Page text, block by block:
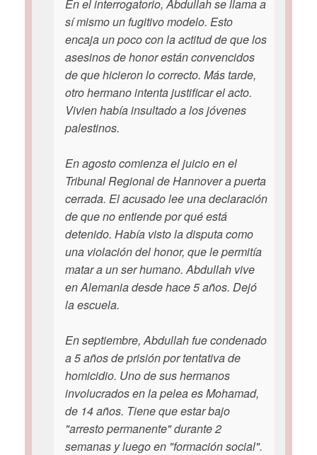
En el interrogatorio, Abdullah se llama a
sí mismo un fugitivo modelo. Esto
encaja un poco con la actitud de que los
asesinos de honor están convencidos
de que hicieron lo correcto. Más tarde,
otro hermano intenta justificar el acto.
Vivien había insultado a los jóvenes
palestinos.
En agosto comienza el juicio en el
Tribunal Regional de Hannover a puerta
cerrada. El acusado lee una declaración
de que no entiende por qué está
detenido. Había visto la disputa como
una violación del honor, que le permitía
matar a un ser humano. Abdullah vive
en Alemania desde hace 5 años. Dejó
la escuela.
En septiembre, Abdullah fue condenado
a 5 años de prisión por tentativa de
homicidio. Uno de sus hermanos
involucrados en la pelea es Mohamad,
de 14 años. Tiene que estar bajo
"arresto permanente" durante 2
semanas y luego en "formación social".